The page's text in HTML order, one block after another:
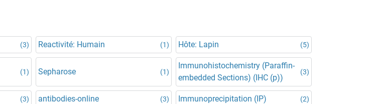
(3) Reactivité: Humain (1) Hôte: Lapin (5)
(1) Sepharose (1)
Immunohistochemistry (Paraffin-
embedded Sections) (IHC (p))
(3)
(3) antibodies-online (3) Immunoprecipitation (IP) (2)